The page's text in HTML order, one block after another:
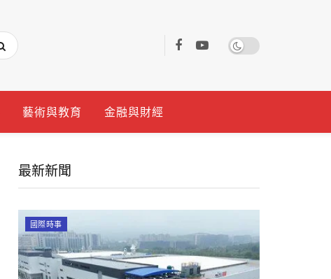
藝術與教育 金融與財經
最新新聞
國際時事